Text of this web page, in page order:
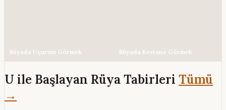
Rüyada Uçurum Görmek Rüyada Kestane Görmek
U ile Başlayan Rüya Tabirleri Tümü
→